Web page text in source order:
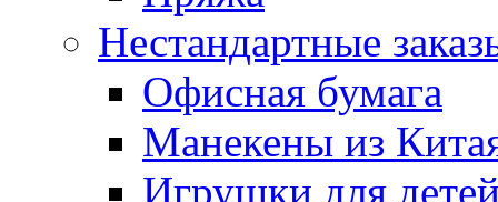
Нестандартные
Офисная бумага
Манекены из
Игрушки для